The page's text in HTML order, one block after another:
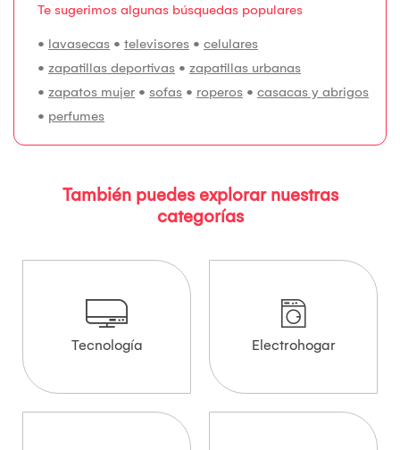
Te sugerimos algunas búsquedas populares
• lavasecas • televisores • celulares
• zapatillas deportivas • zapatillas urbanas
• zapatos mujer • sofas • roperos • casacas y abrigos
• perfumes
También puedes explorar nuestras
categorías
Tecnología Electrohogar